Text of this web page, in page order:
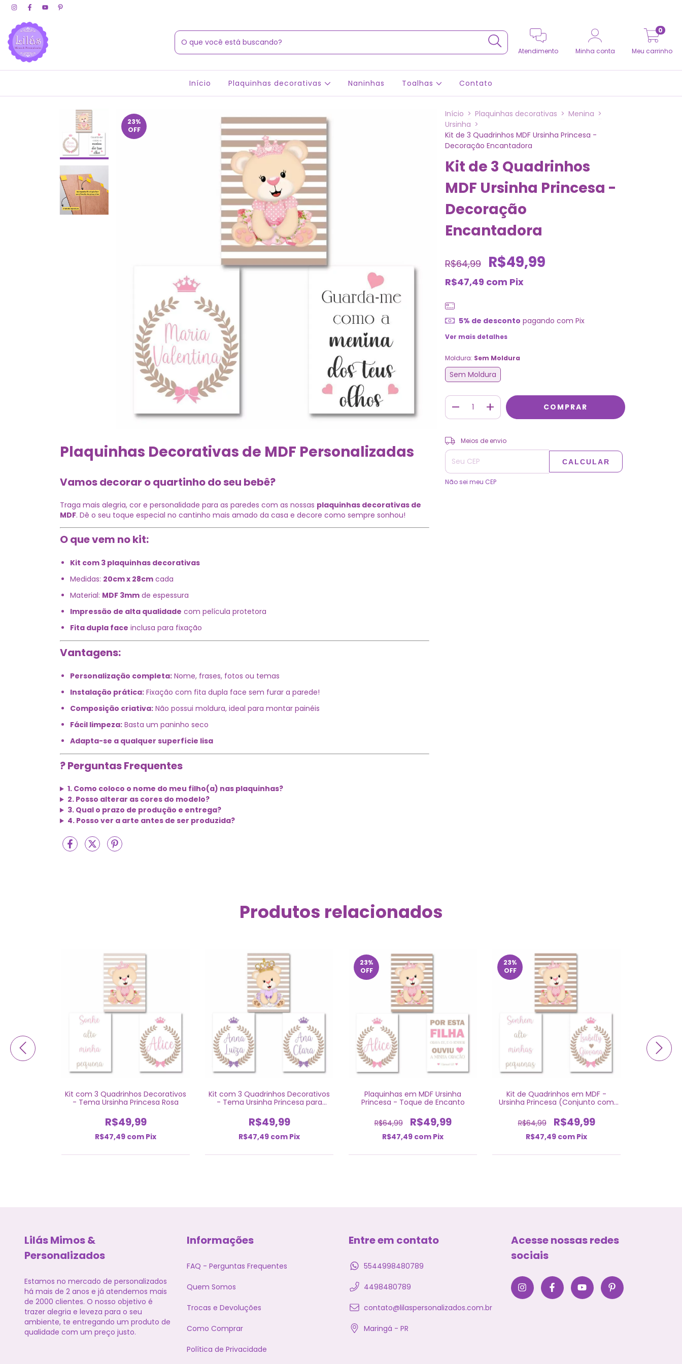
Atendimento Minha conta Meu carrinho
0
Início Plaquinhas decorativas Naninhas Toalhas Contato
23%
OFF
Plaquinhas Decorativas de MDF Personalizadas
Vamos decorar o quartinho do seu bebê?
Traga mais alegria, cor e personalidade para as paredes com as nossas plaquinhas decorativas de
MDF. Dê o seu toque especial no cantinho mais amado da casa e decore como sempre sonhou!
O que vem no kit:
Kit com 3 plaquinhas decorativas
Medidas: 20cm x 28cm cada
Material: MDF 3mm de espessura
Impressão de alta qualidade com película protetora
Fita dupla face inclusa para fixação
Vantagens:
Personalização completa: Nome, frases, fotos ou temas
Instalação prática: Fixação com fita dupla face sem furar a parede!
Composição criativa: Não possui moldura, ideal para montar painéis
Fácil limpeza: Basta um paninho seco
Adapta-se a qualquer superfície lisa
? Perguntas Frequentes
1. Como coloco o nome do meu filho(a) nas plaquinhas?
2. Posso alterar as cores do modelo?
3. Qual o prazo de produção e entrega?
4. Posso ver a arte antes de ser produzida?
Início > Plaquinhas decorativas > Menina >
Ursinha >
Kit de 3 Quadrinhos MDF Ursinha Princesa -
Decoração Encantadora
Kit de 3 Quadrinhos
MDF Ursinha Princesa -
Decoração
Encantadora
R$64,99 R$49,99
R$47,49 com Pix
5% de desconto pagando com Pix
Ver mais detalhes
Moldura: Sem Moldura
Sem Moldura
Entregas para o CEP:
Meios de envio
CALCULAR
Não sei meu CEP
Produtos relacionados
Kit com 3 Quadrinhos Decorativos
- Tema Ursinha Princesa Rosa
R$49,99
R$47,49 com Pix
Kit com 3 Quadrinhos Decorativos
- Tema Ursinha Princesa para
R$49,99
R$47,49 com Pix
23%
OFF
Plaquinhas em MDF Ursinha
Princesa - Toque de Encanto
R$64,99 R$49,99
R$47,49 com Pix
23%
OFF
Kit de Quadrinhos em MDF -
Ursinha Princesa (Conjunto com
R$64,99
R$49,99
R$47,49 com Pix
Lilás Mimos &
Personalizados
Estamos no mercado de personalizados
há mais de 2 anos e já atendemos mais
de 2000 clientes. O nosso objetivo é
trazer alegria e leveza para o seu
ambiente, te entregando um produto de
qualidade com um preço justo.
Informações
FAQ - Perguntas Frequentes
Quem Somos
Trocas e Devoluções
Como Comprar
Política de Privacidade
Entre em contato
5544998480789
4498480789
contato@lilaspersonalizados.com.br
Maringá - PR
Acesse nossas redes
sociais